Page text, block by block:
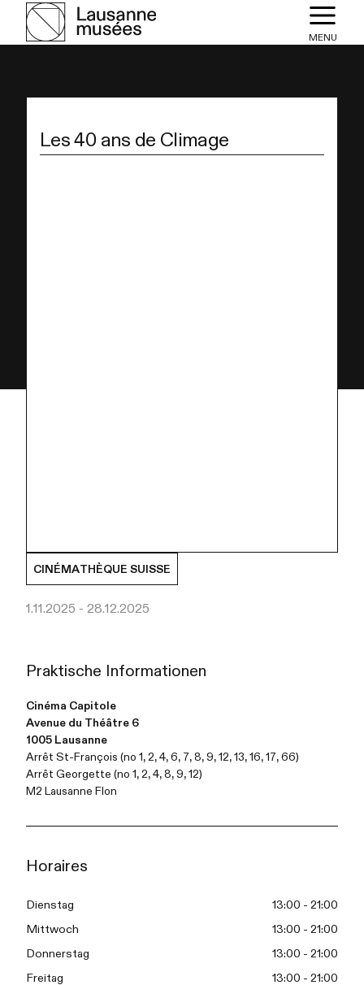
MENU
Les 40 ans de Climage
CINÉMATHÈQUE SUISSE
1.11.2025 - 28.12.2025
Praktische Informationen
Cinéma Capitole
Avenue du Théâtre 6
1005 Lausanne
Arrêt St-François (no 1, 2, 4, 6, 7, 8, 9, 12, 13, 16, 17, 66)
Arrêt Georgette (no 1, 2, 4, 8, 9, 12)
M2 Lausanne Flon
Horaires
Dienstag 13:00 - 21:00
Mittwoch 13:00 - 21:00
Donnerstag 13:00 - 21:00
Freitag 13:00 - 21:00